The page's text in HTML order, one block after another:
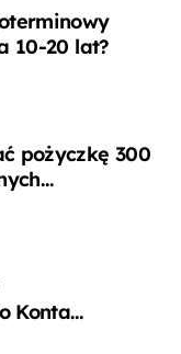
10-20 lat?
pożyczkę 300
Konta